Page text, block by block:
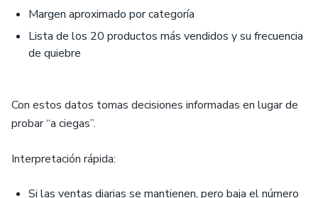
Margen aproximado por categoría
Lista de los 20 productos más vendidos y su frecuencia
de quiebre
Con estos datos tomas decisiones informadas en lugar de
probar “a ciegas”.
Interpretación rápida:
Si las ventas diarias se mantienen, pero baja el número